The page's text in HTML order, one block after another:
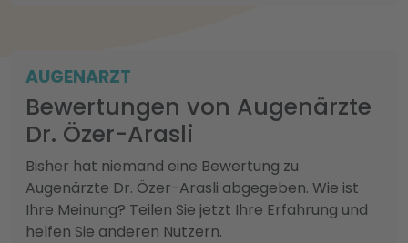
AUGENARZT
Bewertungen von Augenärzte
Dr. Özer-Arasli
Bisher hat niemand eine Bewertung zu
Augenärzte Dr. Özer-Arasli abgegeben. Wie ist
Ihre Meinung? Teilen Sie jetzt Ihre Erfahrung und
helfen Sie anderen Nutzern.